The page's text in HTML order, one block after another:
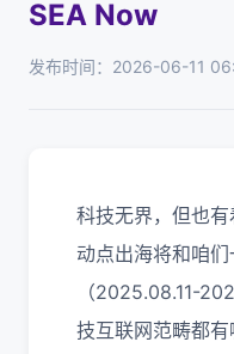
SEA Now
发布时间：2026-06-11
科技无界，但也有
动点出海将和咱
（2025.08.11-
技互联网范畴都有